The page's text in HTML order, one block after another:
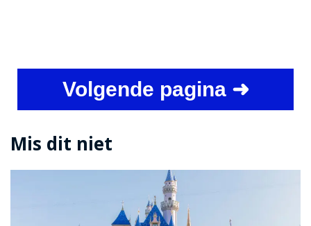
Volgende pagina ➜
Mis dit niet